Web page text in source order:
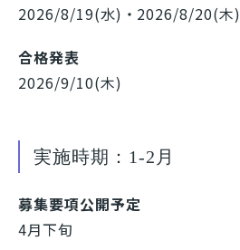
2026/8/19(水)・2026/8/20(木)
合格発表
2026/9/10(木)
実施時期：1-2月
募集要項公開予定
4月下旬